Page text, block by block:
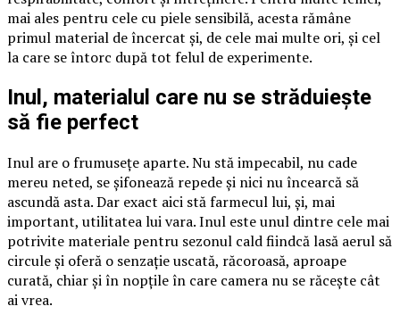
mai ales pentru cele cu piele sensibilă, acesta rămâne
primul material de încercat și, de cele mai multe ori, și cel
la care se întorc după tot felul de experimente.
Inul, materialul care nu se străduiește
să fie perfect
Inul are o frumusețe aparte. Nu stă impecabil, nu cade
mereu neted, se șifonează repede și nici nu încearcă să
ascundă asta. Dar exact aici stă farmecul lui, și, mai
important, utilitatea lui vara. Inul este unul dintre cele mai
potrivite materiale pentru sezonul cald fiindcă lasă aerul să
circule și oferă o senzație uscată, răcoroasă, aproape
curată, chiar și în nopțile în care camera nu se răcește cât
ai vrea.